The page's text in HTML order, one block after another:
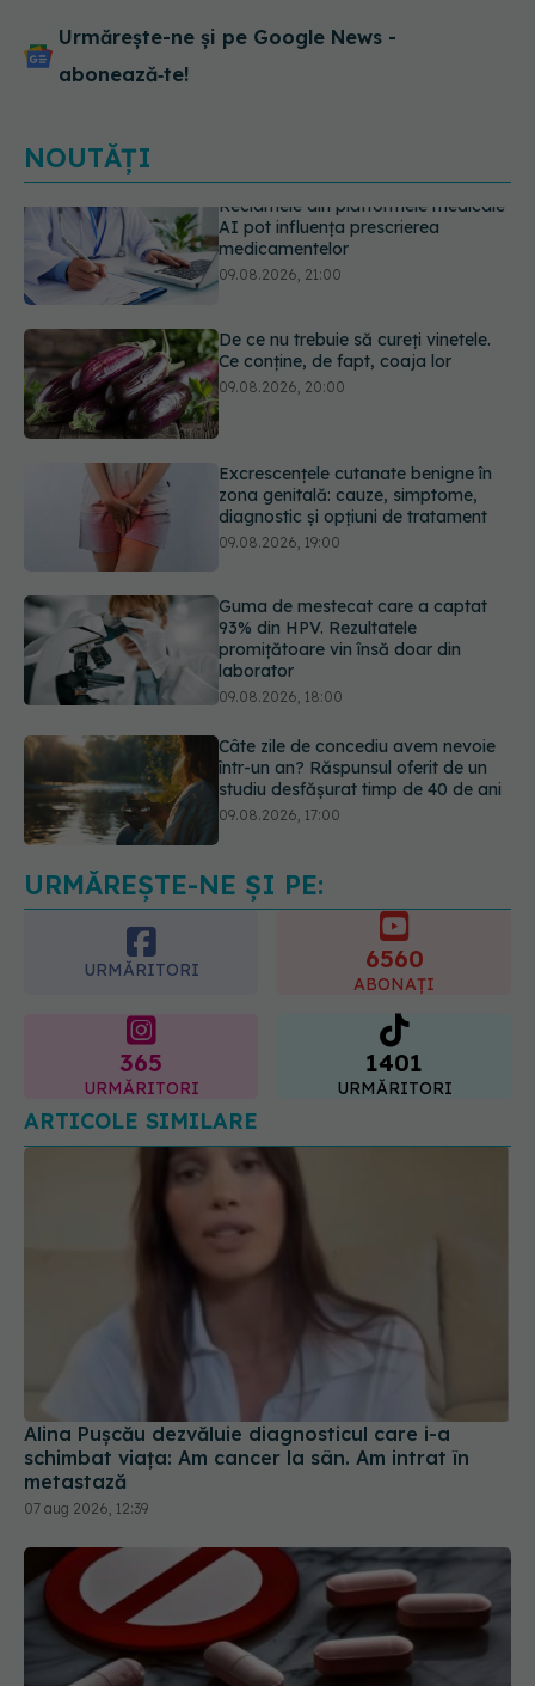
Urmărește-ne și pe Google News -
abonează‑te!
NOUTĂȚI
De ce nu trebuie să cureți vinetele.
Excrescențele cutanate benigne în
zona genitală: cauze, simptome,
Guma de mestecat care a captat
93% din HPV. Rezultatele
promițătoare vin însă doar din
09.08.2026, 18:00
Câte zile de concediu avem nevoie
într-un an? Răspunsul oferit de un
studiu desfășurat timp de 40 de ani
Reclamele din platformele medicale
AI pot influența prescrierea
medicamentelor
URMĂREȘTE-NE ȘI PE:
URMĂRITORI 6560
ABONAȚI
365
URMĂRITORI
1401
URMĂRITORI
ARTICOLE SIMILARE
Alina Pușcău dezvăluie diagnosticul care i-a
schimbat viața: Am cancer la sân. Am intrat în
metastază
07 aug 2026, 12:39